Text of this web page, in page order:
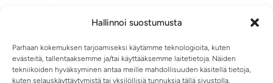
Hallinnoi suostumusta
Parhaan kokemuksen tarjoamiseksi käytämme teknologioita, kuten
evästeitä, tallentaaksemme ja/tai käyttääksemme laitetietoja. Näiden
tekniikoiden hyväksyminen antaa meille mahdollisuuden käsitellä tietoja,
kuten selauskäyttäytymistä tai yksilöllisiä tunnuksia tällä sivustolla.
MIKKELIN VITRIINI KY